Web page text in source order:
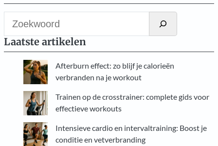
e
Laatste artikelen
Afterburn effect: zo blijf je calorieën
verbranden na je workout
Trainen op de crosstrainer: complete gids voor
effectieve workouts
Intensieve cardio en intervaltraining: Boost je
conditie en vetverbranding